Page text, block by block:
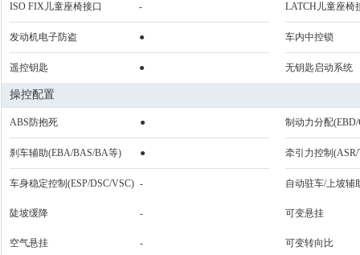
ISO FIX儿童座椅接口 - LATCH儿童座椅
发动机电子防盗 ● 车内中控锁
遥控钥匙 ● 无钥匙启动系统
操控配置
ABS防抱死 ● 制动力分配
刹车辅助(EBA/BAS/BA等) ● 牵引力控制(ASR/
车身稳定控制(ESP/DSC/VSC) - 自动驻车/上坡辅
陡坡缓降 - 可变悬挂
空气悬挂 - 可变转向比